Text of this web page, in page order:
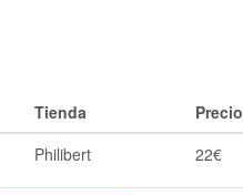
Tienda Precio
Philibert 22€